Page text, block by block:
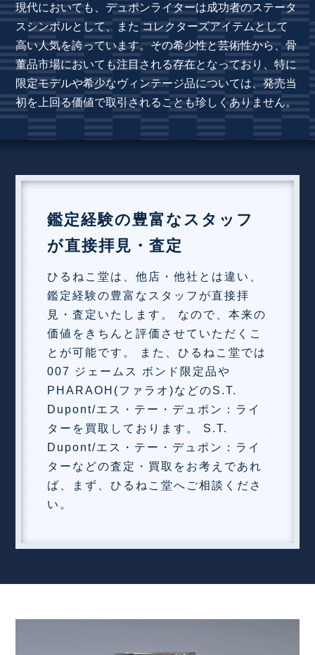
現代においても、デュポンライターは成功者のステータ
スシンボルとして、また コレクターズアイテムとして
高い人気を誇っています。その希少性と芸術性から、骨
董品市場においても注目される存在となっており、特に
限定モデルや希少なヴィンテージ品については、発売当
初を上回る価値で取引されることも珍しくありません。
鑑定経験の豊富なスタッフ
が直接拝見・査定
ひるねこ堂は、他店・他社とは違い、
鑑定経験の豊富なスタッフが直接拝
見・査定いたします。 なので、本来の
価値をきちんと評価させていただくこ
とが可能です。 また、ひるねこ堂では
007 ジェームス ボンド限定品や
PHARAOH(ファラオ)などのS.T.
Dupont/エス・テー・デュポン：ライ
ターを買取しております。 S.T.
Dupont/エス・テー・デュポン：ライ
ターなどの査定・買取をお考えであれ
ば、まず、ひるねこ堂へご相談くださ
い。